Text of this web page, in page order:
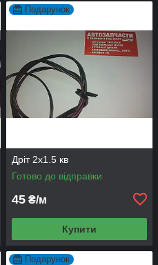
Подарунок
Дріт 2х1.5 кв
Готово до відправки
45 ₴/м
Купити
Подарунок